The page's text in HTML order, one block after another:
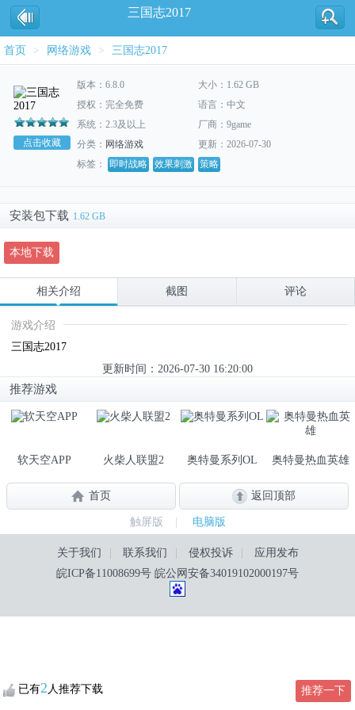
三国志2017
首页 > 网络游戏 > 三国志2017
点击收藏
版本：6.8.0
大小：1.62 GB
授权：完全免费
语言：中文
系统：2.3及以上
厂商：9game
分类： 网络游戏
更新：2026-07-30
标签：
即时战略 效果刺激 策略
安装包下载 1.62 GB
本地下载
已有2 人推荐下载 推荐一下
相关介绍 截图 评论
游戏介绍
三国志2017
更新时间：2026-07-30 16:20:00
推荐游戏
软天空APP 火柴人联盟2 奥特曼系列OL 奥特曼热血英雄
首页 返回顶部
触屏版 电脑版
关于我们 联系我们 侵权投诉
应用发布
皖ICP备11008699号 皖公网安备34019102000197号